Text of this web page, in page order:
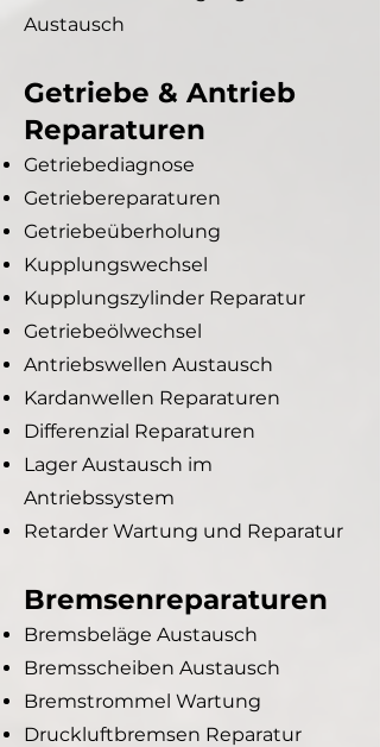
Austausch
Getriebe & Antrieb
Reparaturen
Getriebediagnose
Getriebereparaturen
Getriebeüberholung
Kupplungswechsel
Kupplungszylinder Reparatur
Getriebeölwechsel
Antriebswellen Austausch
Kardanwellen Reparaturen
Differenzial Reparaturen
Lager Austausch im
Antriebssystem
Retarder Wartung und Reparatur
Bremsenreparaturen
Bremsbeläge Austausch
Bremsscheiben Austausch
Bremstrommel Wartung
Druckluftbremsen Reparatur